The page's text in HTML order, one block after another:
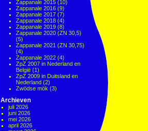
Zappanale 2015 (10)
Zappanale 2016 (9)
Zappanale 2017 (7)
Zappanale 2018 (4)
Zappanale 2019 (8)
Zappanale 2020 (ZN 30,5)
(5)
Zappanale 2021 (ZN 30,75)
(4)
Zappanale 2022 (4)
ZpZ 2007 in Nederland en
België (1)
ZpZ 2009 in Duitsland en
Nederland (2)
Zwödse mök (3)
Archieven
juli 2026
juni 2026
mei 2026
april 2026